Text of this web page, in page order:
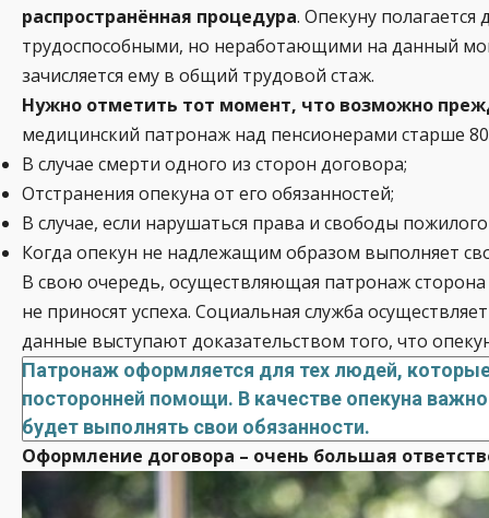
распространённая процедура. Опекуну
трудоспособными, но неработающими на данный
зачисляется ему в общий трудовой стаж.
Нужно отметить тот момент, что возможно
медицинский патронаж над пенсионерами старше 80
В случае смерти одного из сторон договора;
Отстранения опекуна от его обязанностей;
В случае, если нарушаться права и свободы
Когда опекун не надлежащим образом выполняет
В свою очередь, осуществляющая патронаж
не приносят успеха. Социальная служба
данные выступают доказательством того, что
Патронаж оформляется для тех людей, которые
посторонней помощи. В качестве опекуна
будет выполнять свои обязанности.
Оформление договора – очень большая